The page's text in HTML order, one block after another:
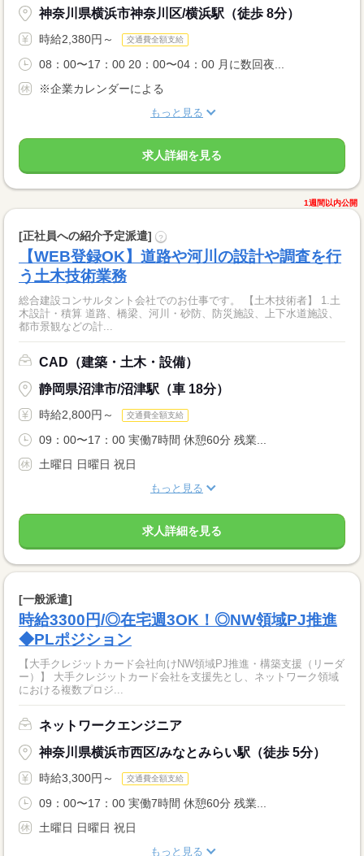
神奈川県横浜市神奈川区/横浜駅（徒歩 8分）
時給2,380円～ 交通費全額支給
08：00〜17：00 20：00〜04：00 月に数回夜...
※企業カレンダーによる
もっと見る
求人詳細を見る
1週間以内公開
[正社員への紹介予定派遣] ?
【WEB登録OK】道路や河川の設計や調査を行
う土木技術業務
総合建設コンサルタント会社でのお仕事です。 【土木技術者】 1.土
木設計・積算 道路、橋梁、河川・砂防、防災施設、上下水道施設、
都市景観などの計...
CAD（建築・土木・設備）
静岡県沼津市/沼津駅（車 18分）
時給2,800円～ 交通費全額支給
09：00〜17：00 実働7時間 休憩60分 残業...
土曜日 日曜日 祝日
もっと見る
求人詳細を見る
[一般派遣]
時給3300円/◎在宅週3OK！◎NW領域PJ推進
◆PLポジション
【大手クレジットカード会社向けNW領域PJ推進・構築支援（リーダ
ー）】 大手クレジットカード会社を支援先とし、ネットワーク領域
における複数プロジ...
ネットワークエンジニア
神奈川県横浜市西区/みなとみらい駅（徒歩 5分）
時給3,300円～ 交通費全額支給
09：00〜17：00 実働7時間 休憩60分 残業...
土曜日 日曜日 祝日
もっと見る